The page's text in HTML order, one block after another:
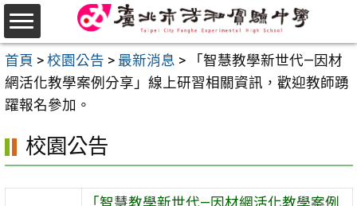
跳
至
主
要
內
首頁 > 校園公告 > 最新消息 >
「智慧教學新世代—因材
網活化教學案例分享」線上研習相關資訊，歡迎教師踴
躍報名參加。
校園公告
「智慧教學新世代—因材網活化教學案例
選
單